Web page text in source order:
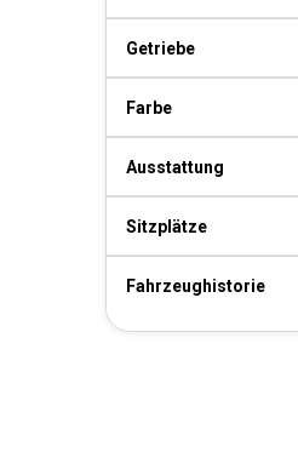
Getriebe
Farbe
Ausstattung
Sitzplätze
Fahrzeughistorie